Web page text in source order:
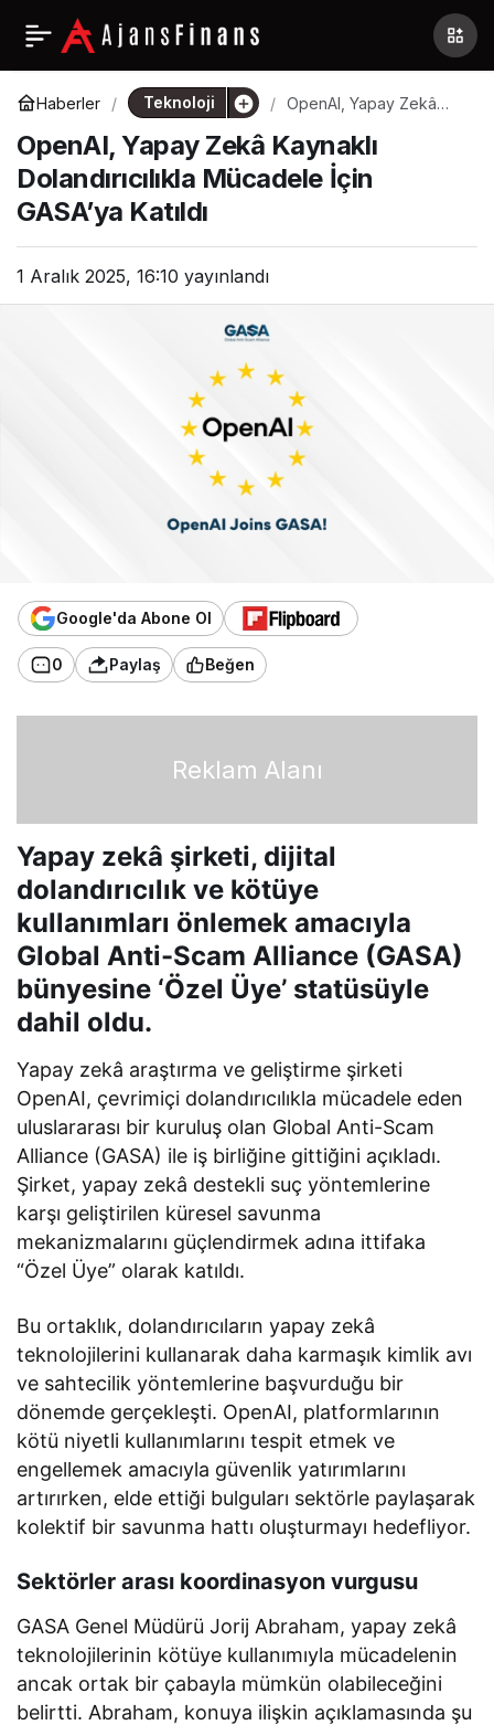
Haberler Teknoloji
OpenAI, Yapay Zekâ
Mücadele İçin GASA’ya
Katıldı
OpenAI, Yapay Zekâ Kaynaklı
Dolandırıcılıkla Mücadele İçin
GASA’ya Katıldı
1 Aralık 2025, 16:10 yayınlandı
Google'da Abone Ol
0 Paylaş Beğen
Reklam Alanı
Yapay zekâ şirketi, dijital
dolandırıcılık ve kötüye
kullanımları önlemek amacıyla
Global Anti-Scam Alliance (GASA)
bünyesine ‘Özel Üye’ statüsüyle
dahil oldu.
Yapay zekâ araştırma ve geliştirme şirketi
OpenAI, çevrimiçi dolandırıcılıkla mücadele eden
uluslararası bir kuruluş olan Global Anti-Scam
Alliance (GASA) ile iş birliğine gittiğini açıkladı.
Şirket, yapay zekâ destekli suç yöntemlerine
karşı geliştirilen küresel savunma
mekanizmalarını güçlendirmek adına ittifaka
“Özel Üye” olarak katıldı.
Bu ortaklık, dolandırıcıların yapay zekâ
teknolojilerini kullanarak daha karmaşık kimlik avı
ve sahtecilik yöntemlerine başvurduğu bir
dönemde gerçekleşti. OpenAI, platformlarının
kötü niyetli kullanımlarını tespit etmek ve
engellemek amacıyla güvenlik yatırımlarını
artırırken, elde ettiği bulguları sektörle paylaşarak
kolektif bir savunma hattı oluşturmayı hedefliyor.
Sektörler arası koordinasyon vurgusu
GASA Genel Müdürü Jorij Abraham, yapay zekâ
teknolojilerinin kötüye kullanımıyla mücadelenin
ancak ortak bir çabayla mümkün olabileceğini
belirtti. Abraham, konuya ilişkin açıklamasında şu